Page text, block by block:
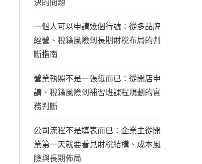
一個人可以申請幾個行號：從多品牌
經營、稅籍風險到長期財稅布局的判
斷指南
營業執照不是一張紙而已：從開店申
請、稅籍風險到補習班課程規劃的實
務判斷
公司流程不是填表而已：企業主從開
業第一天就要看見財稅結構、成本風
險與長期佈局